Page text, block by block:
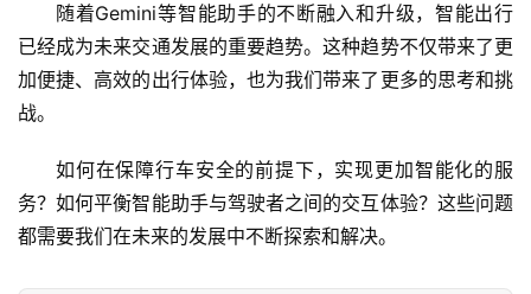
随着Gemini等智能助手的不断融入和升级，智能出行
已经成为未来交通发展的重要趋势。这种趋势不仅带来了更
加便捷、高效的出行体验，也为我们带来了更多的思考和挑
战。
如何在保障行车安全的前提下，实现更加智能化的服
务？如何平衡智能助手与驾驶者之间的交互体验？这些问题
都需要我们在未来的发展中不断探索和解决。